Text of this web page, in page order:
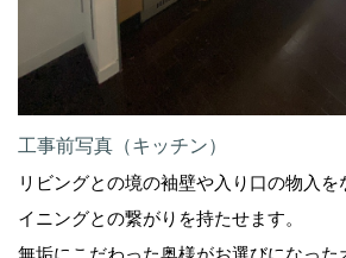
工事前写真（キッチン）
リビングとの境の袖壁や入り口の物入
イニングとの繋がりを持たせます。